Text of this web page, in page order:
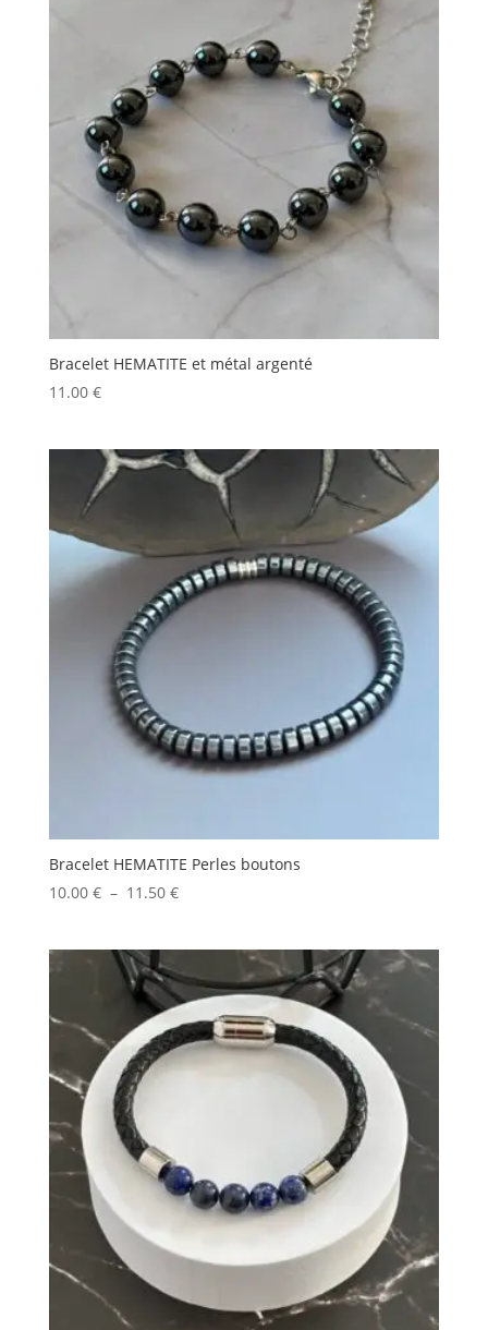
Bracelet HEMATITE et métal argenté
11.00 €
Bracelet HEMATITE Perles boutons
10.00 € – 11.50 €Plage
à
11.50 €